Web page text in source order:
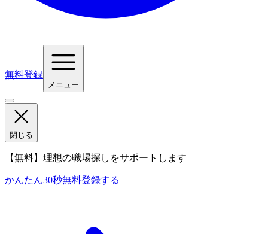
無料登録
メニュー
閉じる
【無料】理想の職場探しをサポートします
かんたん30秒無料登録する